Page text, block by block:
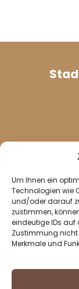
Um Ihnen ein
Technologien wie
und/oder darauf
zustimmen,
eindeutige IDs auf
Zustimmung nicht
Merkmale und